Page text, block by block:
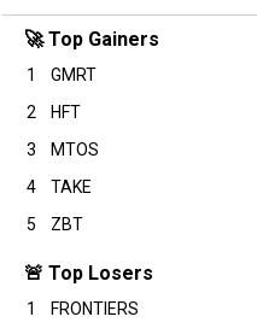
🚀 Top Gainers
1 GMRT
2
HFT
3
MTOS
4
TAKE
5
ZBT
🚨 Top Losers
1 FRONTIERS